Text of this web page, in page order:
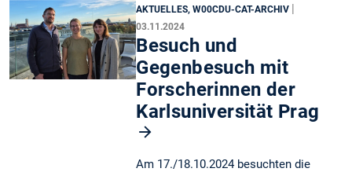
AKTUELLES, W00CDU-CAT-ARCHIV |
03.11.2024
Besuch und
Gegenbesuch mit
Forscherinnen der
Karlsuniversität Prag
Am 17./18.10.2024 besuchten die